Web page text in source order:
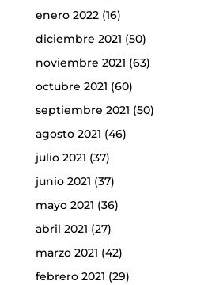
enero 2022(16)
diciembre 2021 (50)
noviembre 2021 (63)
octubre 2021 (60)
septiembre 2021 (50)
agosto 2021 (46)
julio 2021 (37)
junio 2021 (37)
mayo 2021 (36)
abril 2021 (27)
marzo 2021 (42)
febrero 2021 (29)